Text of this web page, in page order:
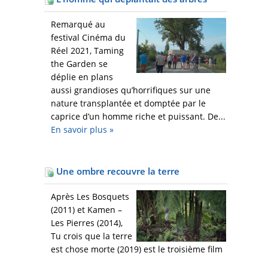
Remarqué au
festival Cinéma du
Réel 2021, Taming
the Garden se
déplie en plans
aussi grandioses qu’horrifiques sur une
nature transplantée et domptée par le
caprice d’un homme riche et puissant. De...
En savoir plus »
Une ombre recouvre la terre
Après Les Bosquets
(2011) et Kamen –
Les Pierres (2014),
Tu crois que la terre
est chose morte (2019) est le troisième film